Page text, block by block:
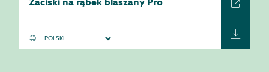
Zaciski na rąbek blaszany Pro